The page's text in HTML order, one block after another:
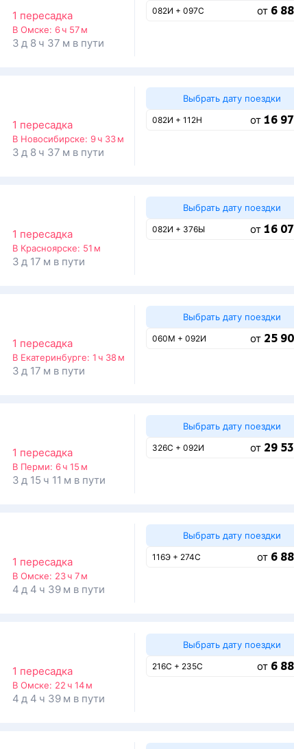
1 пересадка
В Омске: 6 ч 57 м
3 д 8 ч 37 м в пути
082И + 097С от 6
1 пересадка
В Новосибирске: 9 ч 33 м
3 д 8 ч 37 м в пути
Выбрать дату поездки
082И + 112Н от 16
1 пересадка
В Красноярске: 51 м
3 д 17 м в пути
Выбрать дату поездки
082И + 376Ы от 16
1 пересадка
В Екатеринбурге: 1 ч 38 м
3 д 17 м в пути
Выбрать дату поездки
060М + 092И от 25
1 пересадка
В Перми: 6 ч 15 м
3 д 15 ч 11 м в пути
Выбрать дату поездки
326С + 092И от 29
1 пересадка
В Омске: 23 ч 7 м
4 д 4 ч 39 м в пути
Выбрать дату поездки
116Э + 274С от 6
1 пересадка
В Омске: 22 ч 14 м
4 д 4 ч 39 м в пути
Выбрать дату поездки
216С + 235С от 6